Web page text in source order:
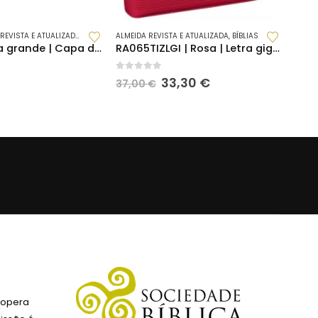
E ATUALIZADA NOVIDADES
Bíblia | Letra grande | Capa dura | Dourado (RA063LG)
ALMEIDA REVISTA E ATUALIZADA, BÍBLIAS
RA065TIZLGI | Rosa | Letra gigante | Índice digital | Fecho
out of 5
37,00€ O
preço
37,00 €.
33,30 €O
33,30 €.